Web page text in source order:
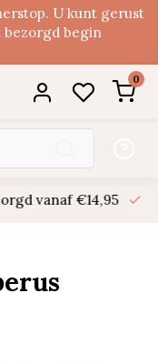
U kunt gerust
bezorgd begin
0
vanaf €14,95